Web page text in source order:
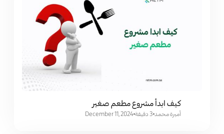
كيف ابدأ مشروع مطعم صغير
أميرة محمد 3 دقيقة December 11, 2024